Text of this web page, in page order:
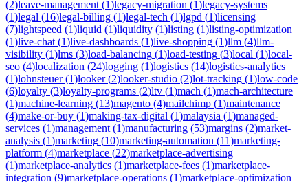
(2)leave-management (1)legacy-migration (1)legacy-systems
(1)legal (16)legal-billing (1)legal-tech (1)lgpd (1)licensing
(7)lightspeed (1)liquid (1)liquidity (1)listing (1)listing-optimization
(1)live-chat (1)live-dashboards (1)live-shopping (1)llm (4)llm-
visibility (1)lms (3)load-balancing (1)load-testing (3)local (1)local-
seo (4)localization (24)logging (1)logistics (14)logistics-analytics
(1)lohnsteuer(1)looker(2)looker-studio (2)lot-tracking (1)low-code
(6)loyalty (3)loyalty-programs (2)ltv (1)mach (1)mach-architecture
(1)machine-learning (13)magento (4)mailchimp (1)maintenance
(4)make-or-buy (1)making-tax-digital (1)malaysia (1)managed-
services (1)management (1)manufacturing (53)margins (2)market-
analysis (1)marketing (10)marketing-automation (11)marketing-
platform (4)marketplace (22)marketplace-advertising
(1)marketplace-analytics (1)marketplace-fees (1)marketplace-
integration (9)marketplace-operations (1)marketplace-optimization